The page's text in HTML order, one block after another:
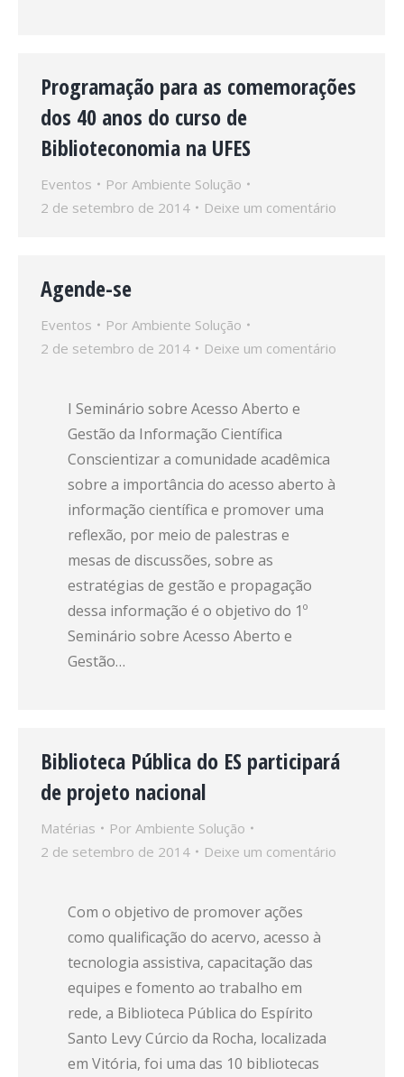
Programação para as comemorações
dos 40 anos do curso de
Biblioteconomia na UFES
Eventos Por Ambiente Solução
2 de setembro de 2014
Deixe um comentário
Agende-se
Eventos Por Ambiente Solução
2 de setembro de 2014
Deixe um comentário
I Seminário sobre Acesso Aberto e
Gestão da Informação Científica
Conscientizar a comunidade acadêmica
sobre a importância do acesso aberto à
informação científica e promover uma
reflexão, por meio de palestras e
mesas de discussões, sobre as
estratégias de gestão e propagação
dessa informação é o objetivo do 1º
Seminário sobre Acesso Aberto e
Gestão…
Biblioteca Pública do ES participará
de projeto nacional
Matérias Por Ambiente Solução
2 de setembro de 2014
Deixe um comentário
Com o objetivo de promover ações
como qualificação do acervo, acesso à
tecnologia assistiva, capacitação das
equipes e fomento ao trabalho em
rede, a Biblioteca Pública do Espírito
Santo Levy Cúrcio da Rocha, localizada
em Vitória, foi uma das 10 bibliotecas